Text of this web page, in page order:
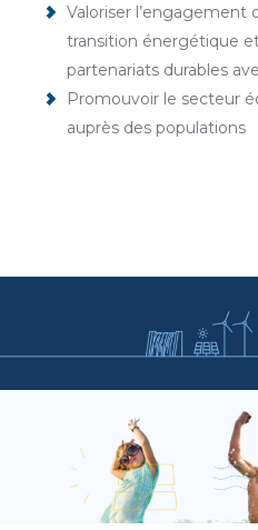
Valoriser l’engagement
transition énergétique
partenariats durables
Promouvoir le secteur
auprès des populations